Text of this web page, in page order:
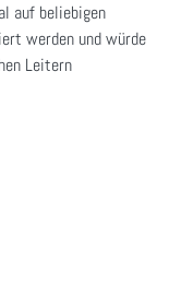
auf beliebigen
werden und würde
Leitern